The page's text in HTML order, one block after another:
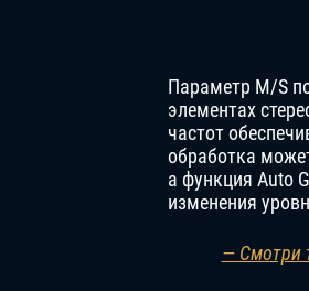
Параметр M/S
элементах
частот
обработка
а функция Auto
изменения
— Смотри